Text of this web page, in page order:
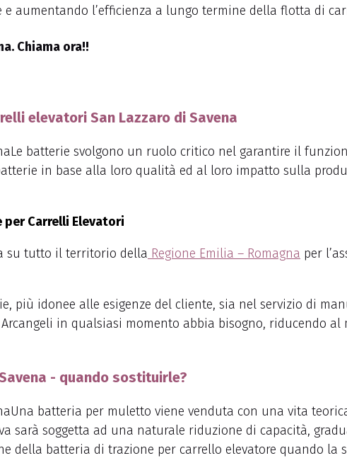
aumentando l’efficienza a lungo termine della flotta di
Chiama ora!!
elevatori San Lazzaro di Savena
Le batterie svolgono un ruolo critico nel garantire il
in base alla loro qualità ed al loro impatto sulla
Carrelli Elevatori
su tutto il territorio della Regione Emilia – Romagna per
più idonee alle esigenze del cliente, sia nel servizio di
in qualsiasi momento abbia bisogno, riducendo al
- quando sostituirle?
Una batteria per muletto viene venduta con una vita
sarà soggetta ad una naturale riduzione di capacità,
della batteria di trazione per carrello elevatore quando la